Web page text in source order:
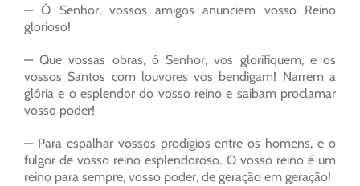
— Ó Senhor, vossos amigos anunciem vosso Reino
glorioso!
— Que vossas obras, ó Senhor, vos glorifiquem, e os
vossos Santos com louvores vos bendigam! Narrem a
glória e o esplendor do vosso reino e saibam proclamar
vosso poder!
— Para espalhar vossos prodígios entre os homens, e o
fulgor de vosso reino esplendoroso. O vosso reino é um
reino para sempre, vosso poder, de geração em geração!